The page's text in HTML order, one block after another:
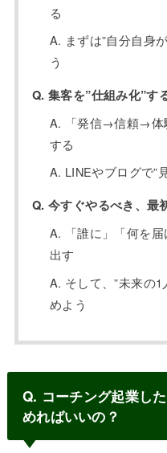
る
A. まずは”自分自身
う
Q. 集客を”仕組み化”す
A. 「発信→信頼→体
する
A. LINEやブログで”
Q. 今すぐやるべき、最
A. 「誰に」「何を
出す
A. そして、”未来の
めよう
Q. コーチング起業し
めればいいの？